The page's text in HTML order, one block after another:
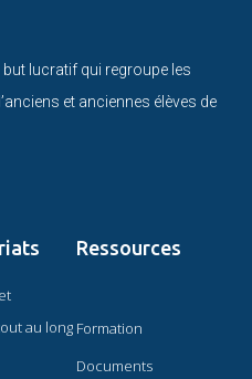
lucratif qui regroupe les
et anciennes élèves de
au long
Ressources
Formation
Documents